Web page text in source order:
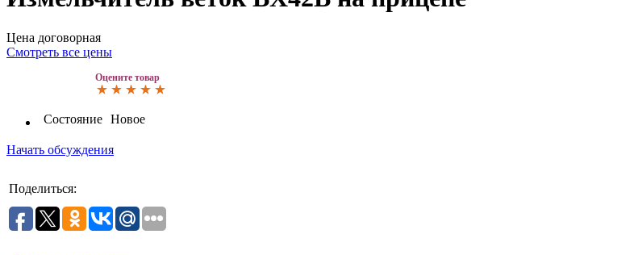
Цена договорная
Смотреть все цены
Оцените товар
Состояние Новое
Начать обсуждения
Поделиться: